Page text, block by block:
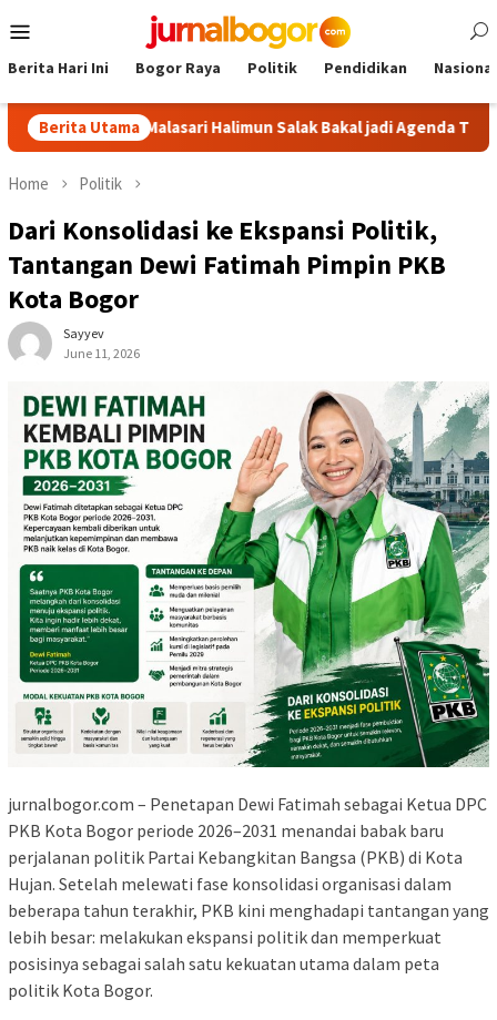
to
Menu
Berita Hari Ini Bogor Raya Politik Pendidikan Nasional
Berita Utama
Malasari Halimun Salak Bakal jadi Agenda Tahunan
Home Politik
Dari Konsolidasi ke Ekspansi Politik,
Tantangan Dewi Fatimah Pimpin PKB
Kota Bogor
Sayyev
June 11, 2026
jurnalbogor.com – Penetapan Dewi Fatimah sebagai Ketua DPC
PKB Kota Bogor periode 2026–2031 menandai babak baru
perjalanan politik Partai Kebangkitan Bangsa (PKB) di Kota
Hujan. Setelah melewati fase konsolidasi organisasi dalam
beberapa tahun terakhir, PKB kini menghadapi tantangan yang
lebih besar: melakukan ekspansi politik dan memperkuat
posisinya sebagai salah satu kekuatan utama dalam peta
politik Kota Bogor.